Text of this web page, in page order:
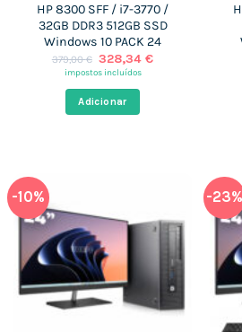
HP 8300 SFF / i7-3770 /
32GB DDR3 512GB SSD
Windows 10 PACK 24
379,00€ O
preço
era:
379,00 €.
328,34€O
impostos incluídos
Adicionar
-10% -23%